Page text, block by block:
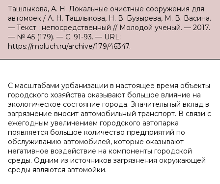
Ташлыкова, А. Н. Локальные очистные сооружения для
автомоек / А. Н. Ташлыкова, Н. В. Бузырева, М. В. Васина.
— Текст : непосредственный // Молодой ученый. — 2017.
— № 45 (179). — С. 91-93. — URL:
https://moluch.ru/archive/179/46347.
С масштабами урбанизации в настоящее время объекты
городского хозяйства оказывают большое влияние на
экологическое состояние города. Значительный вклад в
загрязнение вносит автомобильный транспорт. В связи с
ежегодным увеличением городского автопарка
появляется большое количество предприятий по
обслуживанию автомобилей, которые оказывают
негативное воздействие на компоненты городской
среды. Одним из источников загрязнения окружающей
среды являются автомойки.